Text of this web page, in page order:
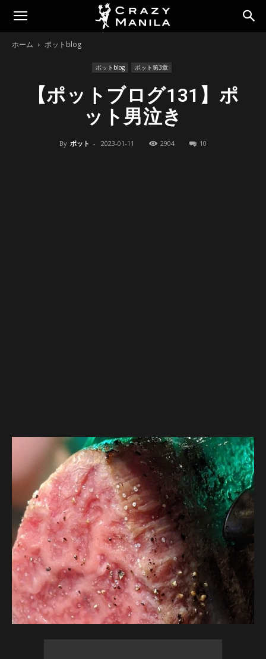
ホーム ポットblog
ポットblog ポット第3章
【ポットブログ131】ポ
ット男泣き
By ポット - 2023-01-11 2904 10